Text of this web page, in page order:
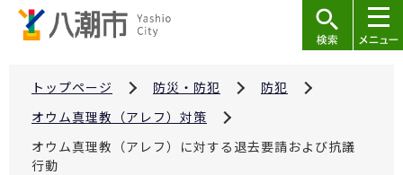
トップページ 防災・防犯
防犯
オウム真理教（アレフ）対策
オウム真理教（アレフ）に対する退去要請および抗議
行動